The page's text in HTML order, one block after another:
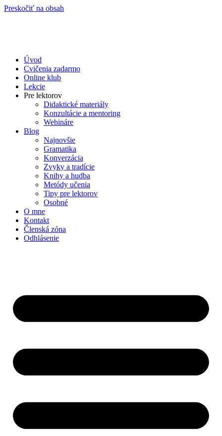
Preskočiť na obsah
Úvod
Cvičenia zadarmo
Online klub
Lekcie
Pre lektorov
Didaktické materiály
Konzultácie a mentoring
Webináre
Blog
Najnovšie
Gramatika
Konverzácia
Zvyky a tradície
Knihy a hudba
Metódy učenia
Tipy pre lektorov
Osobné
O mne
Kontakt
Členská zóna
Odhlásenie